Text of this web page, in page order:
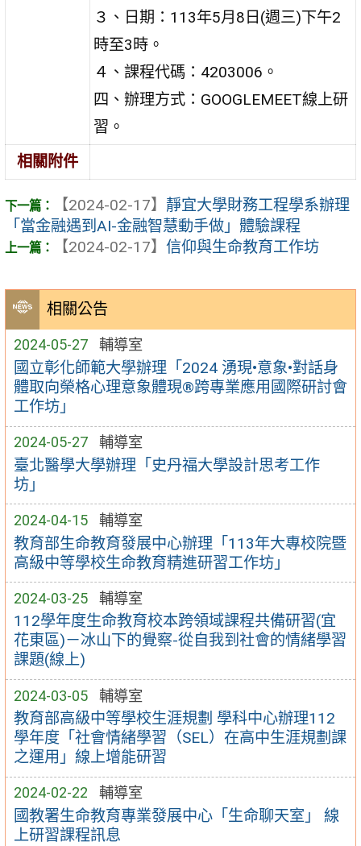
相關公告
2024-05-27 輔導室
國立彰化師範大學辦理「2024 湧現•意象•對話身
體取向榮格心理意象體現®跨專業應用國際研討會
工作坊」
2024-05-27 輔導室
臺北醫學大學辦理「史丹福大學設計思考工作
坊」
2024-04-15 輔導室
教育部生命教育發展中心辦理「113年大專校院暨
高級中等學校生命教育精進研習工作坊」
2024-03-25 輔導室
112學年度生命教育校本跨領域課程共備研習(宜
花東區)－冰山下的覺察-從自我到社會的情緒學習
課題(線上)
2024-03-05 輔導室
教育部高級中等學校生涯規劃 學科中心辦理112
學年度「社會情緒學習（SEL）在高中生涯規劃課
之運用」線上增能研習
2024-02-22 輔導室
國教署生命教育專業發展中心「生命聊天室」 線
上研習課程訊息
３、日期：113年5月8日(週三)下午2
時至3時。
４、課程代碼：4203006。
四、辦理方式：GOOGLEMEET線上研
習。
相關附件
【2024-02-17】 靜宜大學財務工程學系辦理
「當金融遇到AI-金融智慧動手做」體驗課程
【2024-02-17】 信仰與生命教育工作坊